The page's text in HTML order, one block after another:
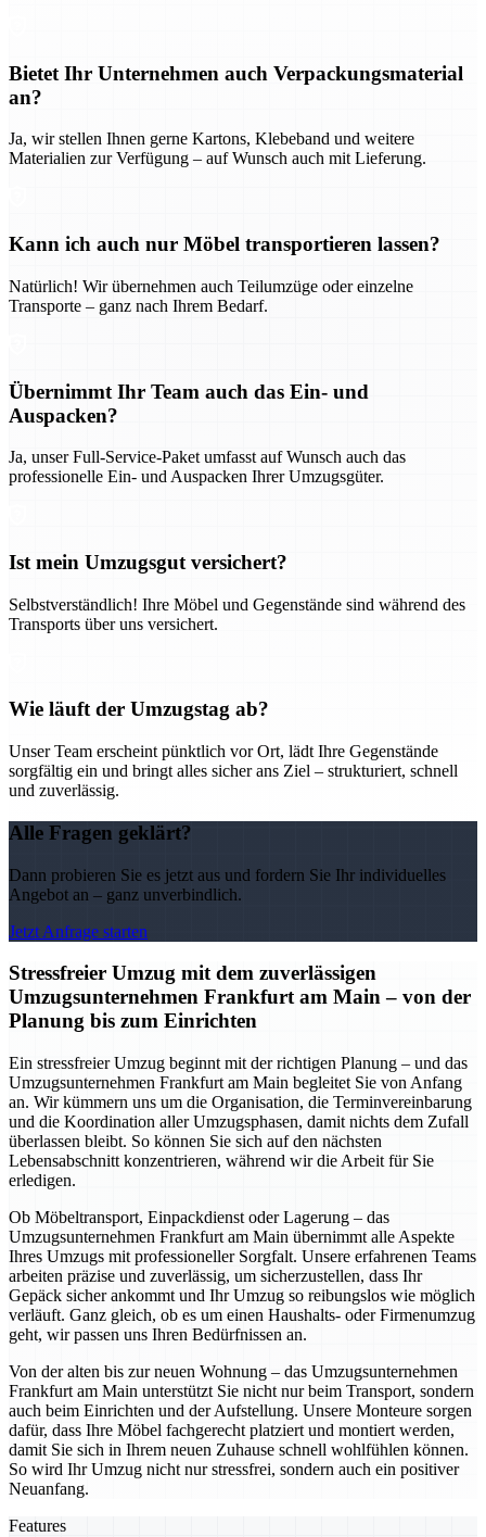
Bietet Ihr Unternehmen auch Verpackungsmaterial
an?
Ja, wir stellen Ihnen gerne Kartons, Klebeband und weitere
Materialien zur Verfügung – auf Wunsch auch mit Lieferung.
Kann ich auch nur Möbel transportieren lassen?
Natürlich! Wir übernehmen auch Teilumzüge oder einzelne
Transporte – ganz nach Ihrem Bedarf.
Übernimmt Ihr Team auch das Ein- und
Auspacken?
Ja, unser Full-Service-Paket umfasst auf Wunsch auch das
professionelle Ein- und Auspacken Ihrer Umzugsgüter.
Ist mein Umzugsgut versichert?
Selbstverständlich! Ihre Möbel und Gegenstände sind während des
Transports über uns versichert.
Wie läuft der Umzugstag ab?
Unser Team erscheint pünktlich vor Ort, lädt Ihre Gegenstände
sorgfältig ein und bringt alles sicher ans Ziel – strukturiert, schnell
und zuverlässig.
Alle Fragen geklärt?
Dann probieren Sie es jetzt aus und fordern Sie Ihr individuelles
Angebot an – ganz unverbindlich.
Jetzt Anfrage starten
Stressfreier Umzug mit dem zuverlässigen
Umzugsunternehmen Frankfurt am Main – von der
Planung bis zum Einrichten
Ein stressfreier Umzug beginnt mit der richtigen Planung – und das
Umzugsunternehmen Frankfurt am Main begleitet Sie von Anfang
an. Wir kümmern uns um die Organisation, die Terminvereinbarung
und die Koordination aller Umzugsphasen, damit nichts dem Zufall
überlassen bleibt. So können Sie sich auf den nächsten
Lebensabschnitt konzentrieren, während wir die Arbeit für Sie
erledigen.
Ob Möbeltransport, Einpackdienst oder Lagerung – das
Umzugsunternehmen Frankfurt am Main übernimmt alle Aspekte
Ihres Umzugs mit professioneller Sorgfalt. Unsere erfahrenen Teams
arbeiten präzise und zuverlässig, um sicherzustellen, dass Ihr
Gepäck sicher ankommt und Ihr Umzug so reibungslos wie möglich
verläuft. Ganz gleich, ob es um einen Haushalts- oder Firmenumzug
geht, wir passen uns Ihren Bedürfnissen an.
Von der alten bis zur neuen Wohnung – das Umzugsunternehmen
Frankfurt am Main unterstützt Sie nicht nur beim Transport, sondern
auch beim Einrichten und der Aufstellung. Unsere Monteure sorgen
dafür, dass Ihre Möbel fachgerecht platziert und montiert werden,
damit Sie sich in Ihrem neuen Zuhause schnell wohlfühlen können.
So wird Ihr Umzug nicht nur stressfrei, sondern auch ein positiver
Neuanfang.
Features